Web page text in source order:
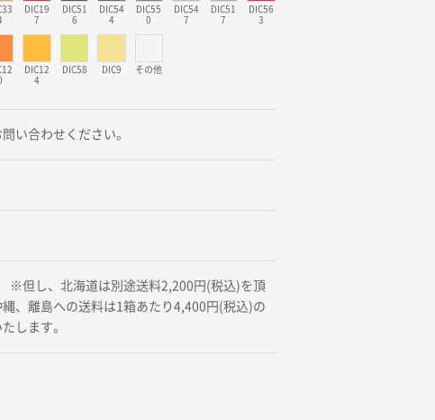
DIC19
7
DIC51
6
DIC54
4
DIC55
0
DIC54
7
DIC51
7
DIC56
3
DIC12
4
DIC58 DIC9 その他
い合わせください。
※但し、北海道は別途送料2,200円(税込)を頂
、離島への送料は1箱あたり4,400円(税込)の
します。